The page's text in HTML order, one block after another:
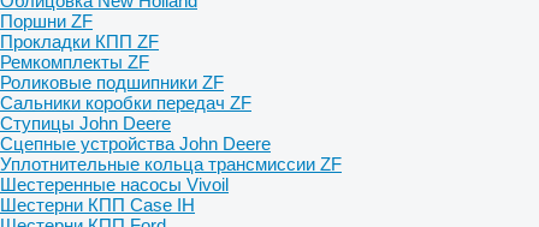
Поршни ZF
Прокладки КПП ZF
Ремкомплекты ZF
Роликовые подшипники ZF
Сальники коробки передач ZF
Ступицы John Deere
Сцепные устройства John Deere
Уплотнительные кольца трансмиссии ZF
Шестеренные насосы Vivoil
Шестерни КПП Case IH